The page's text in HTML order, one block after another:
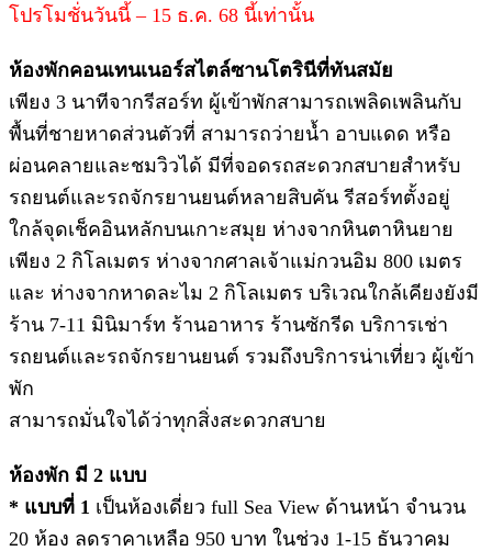
โปรโมชั่นวันนี้ – 15 ธ.ค. 68 นี้เท่านั้น
ห้องพักคอนเทนเนอร์สไตล์ซานโตรินีที่ทันสมัย
เพียง 3 นาทีจากรีสอร์ท ผู้เข้าพักสามารถเพลิดเพลินกับ
พื้นที่ชายหาดส่วนตัวที่ สามารถว่ายนํ้า อาบแดด หรือ
ผ่อนคลายและชมวิวได้ มีที่จอดรถสะดวกสบายสําหรับ
รถยนต์และรถจักรยานยนต์หลายสิบคัน รีสอร์ทตั้งอยู่
ใกล้จุดเช็คอินหลักบนเกาะสมุย ห่างจากหินตาหินยาย
เพียง 2 กิโลเมตร ห่างจากศาลเจ้าแม่กวนอิม 800 เมตร
และ ห่างจากหาดละไม 2 กิโลเมตร บริเวณใกล้เคียงยังมี
ร้าน 7-11 มินิมาร์ท ร้านอาหาร ร้านซักรีด บริการเช่า
รถยนต์และรถจักรยานยนต์ รวมถึงบริการน่าเที่ยว ผู้เข้า
พัก
สามารถมั่นใจได้ว่าทุกสิ่งสะดวกสบาย
ห้องพัก มี 2 แบบ
* แบบที่ 1 เป็นห้องเดี่ยว full Sea View ด้านหน้า จำนวน
20 ห้อง ลดราคาเหลือ 950 บาท ในช่วง 1-15 ธันวาคม